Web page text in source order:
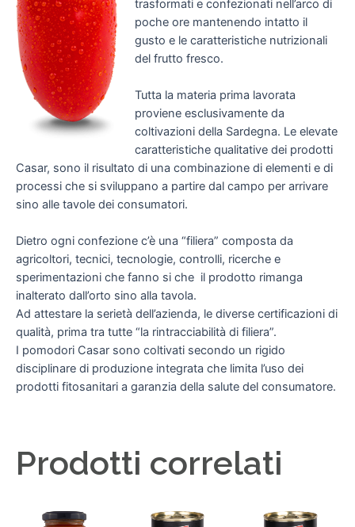
trasformati e confezionati nell’arco di
poche ore mantenendo intatto il
gusto e le caratteristiche nutrizionali
del frutto fresco.
Tutta la materia prima lavorata
proviene esclusivamente da
coltivazioni della Sardegna. Le elevate
caratteristiche qualitative dei prodotti
Casar, sono il risultato di una combinazione di elementi e di
processi che si sviluppano a partire dal campo per arrivare
sino alle tavole dei consumatori.
Dietro ogni confezione c’è una “filiera” composta da
agricoltori, tecnici, tecnologie, controlli, ricerche e
sperimentazioni che fanno si che il prodotto rimanga
inalterato dall’orto sino alla tavola.
Ad attestare la serietà dell’azienda, le diverse certificazioni di
qualità, prima tra tutte “la rintracciabilità di filiera”.
I pomodori Casar sono coltivati secondo un rigido
disciplinare di produzione integrata che limita l’uso dei
prodotti fitosanitari a garanzia della salute del consumatore.
Prodotti correlati